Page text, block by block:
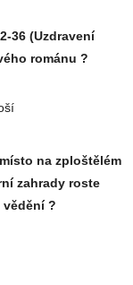
36 (Uzdravení
románu ?
na zploštělém
zahrady roste
?